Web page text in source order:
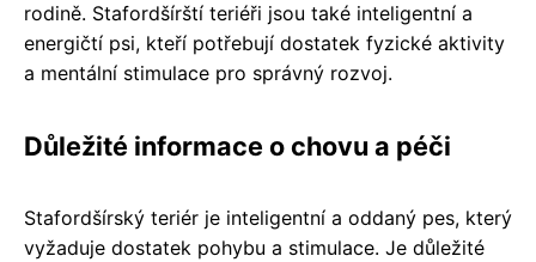
rodině. Stafordšírští teriéři jsou také inteligentní a
energičtí psi, kteří potřebují dostatek fyzické aktivity
a mentální stimulace pro správný rozvoj.
Důležité informace o chovu a péči
Stafordšírský teriér je inteligentní a oddaný pes, který
vyžaduje dostatek pohybu a stimulace. Je důležité